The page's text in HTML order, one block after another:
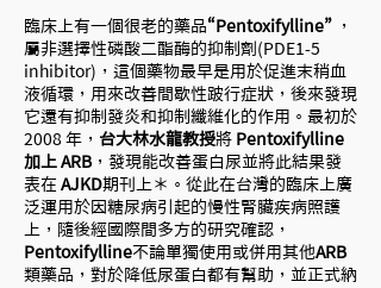
臨床上有一個很老的藥品“Pentoxifylline”
，
屬非選擇性磷酸二酯酶的抑制劑(PDE1-5
inhibitor)，這個藥物最早是用於促進末稍血
液循環，用來改善間歇性跛行症狀，後來發現
它還有抑制發炎和抑制纖維化的作用。最初於
2008 年， 台大林水龍教授將 Pentoxifylline
加上 ARB，發現能改善蛋白尿並將此結果發
表在 AJKD期刊上＊。從此在台灣的臨床上廣
泛運用於因糖尿病引起的慢性腎臟疾病照護
上，隨後經國際間多方的研究確認，
Pentoxifylline不論單獨使用或併用其他ARB
類藥品，對於降低尿蛋白都有幫助，並正式納